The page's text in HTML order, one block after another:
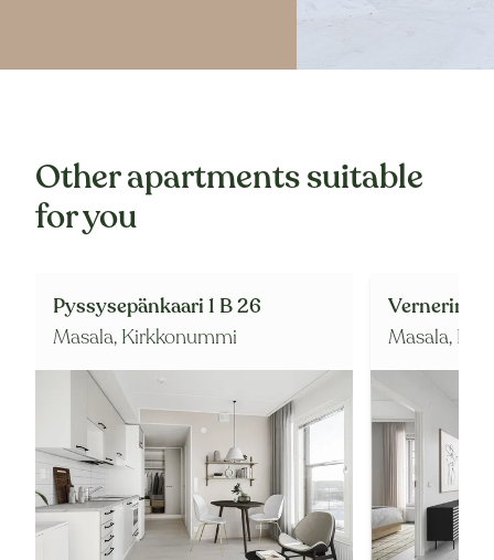
Other apartments suitable
for you
Pyssysepänkaari 1 B 26
Masala, Kirkkonummi
Vernerintie
Masala,